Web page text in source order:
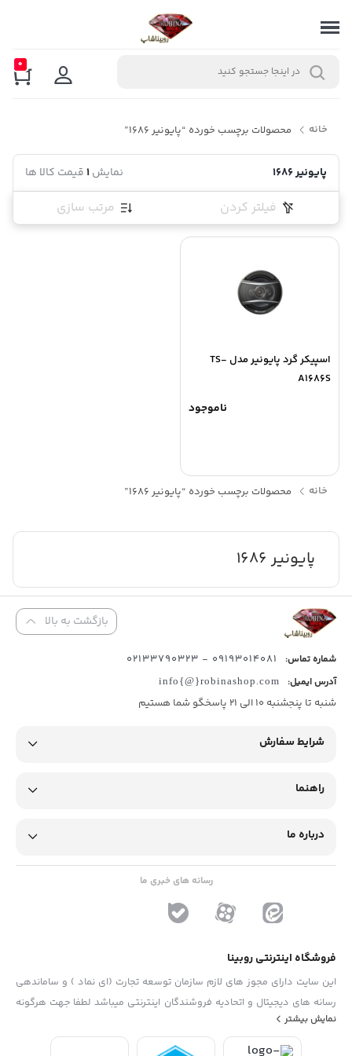
0
خانه محصولات برچسب خورده “پایونیر 1686”
پایونیر 1686 نمایش1قیمت کالا ها
فیلتر کردن مرتب سازی
اسپيکر گرد پايونير مدل TS-
A1686S
ناموجود
خانه محصولات برچسب خورده “پایونیر 1686”
پایونیر 1686
بازگشت به بالا
شماره تماس: 09193014081 - 02133790323
آدرس ایمیل: info{@}robinashop.com
شنبه تا پنجشنبه 10 الی 21 پاسخگو شما هستیم
شرایط سفارش
راهنما
درباره ما
رسانه های خبری ما
فروشگاه اینترنتی روبینا
این سایت دارای مجوز های لازم سازمان توسعه تجارت (ای نماد ) و ساماندهی
رسانه های دیجیتال و اتحادیه فروشندگان اینترنتی میباشد لطفا جهت هرگونه
پیشنهاد ، انتفاد و یا شکایات از فرم "تماس با ما" استفاده نمایید . تلفن های
نمایش بیشتر